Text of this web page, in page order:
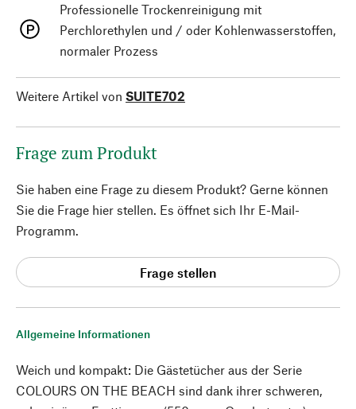
Allgemeine Informationen
Weich und kompakt: Die Gästetücher aus der Serie
COLOURS ON THE BEACH sind dank ihrer schweren,
Professionelle Trockenreinigung mit
Perchlorethylen und / oder Kohlenwasserstoffen,
normaler Prozess
Weitere Artikel von SUITE702
Frage zum Produkt
Sie haben eine Frage zu diesem Produkt? Gerne können
Sie die Frage hier stellen. Es öffnet sich Ihr E-Mail-
Programm.
Frage stellen